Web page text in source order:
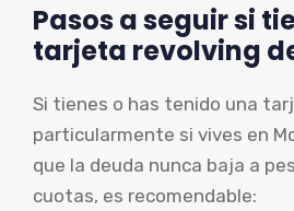
Pasos a seguir si
tarjeta revolving
Si tienes o has tenido una
particularmente si vives en
que la deuda nunca baja a
cuotas, es recomendable: